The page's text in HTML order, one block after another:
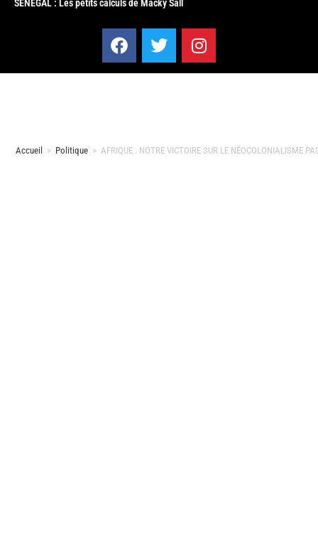
SENEGAL : Les petits calculs de Macky Sall
Accueil > Politique > AFRIQUE : NOTRE VICTOIRE SUR LE NÉOCOLONIALISME